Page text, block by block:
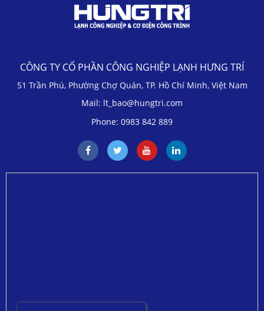
CÔNG TY CỔ PHẦN CÔNG NGHIỆP LẠNH HƯNG TRÍ
51 Trần Phú, Phường Chợ Quán, TP. Hồ Chí Minh, Việt Nam
Mail: lt_bao@hungtri.com
Phone: 0983 842 889